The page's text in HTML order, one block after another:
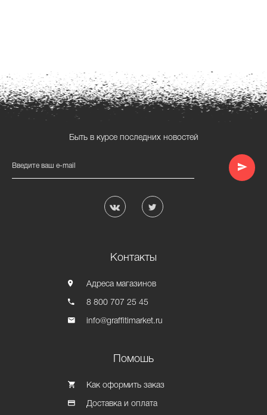
Быть в курсе последних новостей
Введите ваш e-mail
Контакты
Адреса магазинов
8 800 707 25 45
info@graffitimarket.ru
Помошь
Как оформить заказ
Доставка и оплата